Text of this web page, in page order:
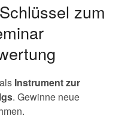
zum
Instrument zur
. Gewinne neue